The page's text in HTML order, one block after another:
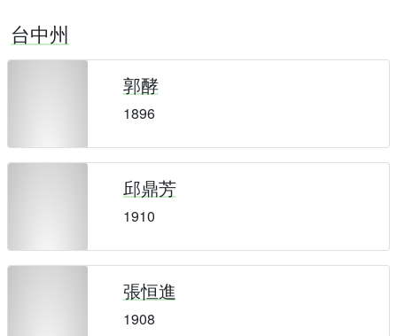
台中州
郭酵
1896
邱鼎芳
1910
張恒進
1908